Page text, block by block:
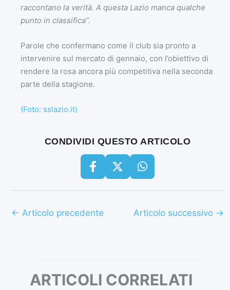
raccontano la verità. A questa Lazio manca qualche
punto in classifica”.
Parole che confermano come il club sia pronto a
intervenire sul mercato di gennaio, con l’obiettivo di
rendere la rosa ancora più competitiva nella seconda
parte della stagione.
(Foto: sslazio.it)
CONDIVIDI QUESTO ARTICOLO
← Articolo precedente Articolo successivo →
ARTICOLI CORRELATI